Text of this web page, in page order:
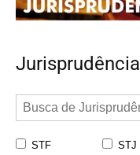
Jurisprudência
STF STJ